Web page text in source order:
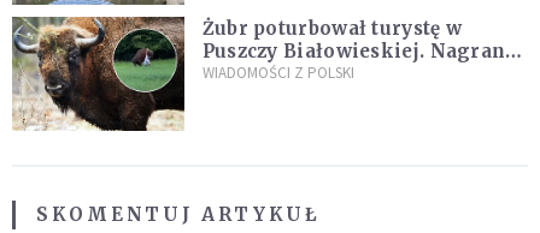
Żubr poturbował turystę w
Puszczy Białowieskiej. Nagranie
daje do myślenia
WIADOMOŚCI Z POLSKI
SKOMENTUJ ARTYKUŁ